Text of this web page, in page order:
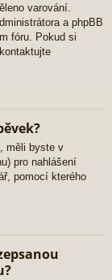
varování.
a phpBB
fóru. Pokud si
měli byste v
pro nahlášení
pomocí kterého